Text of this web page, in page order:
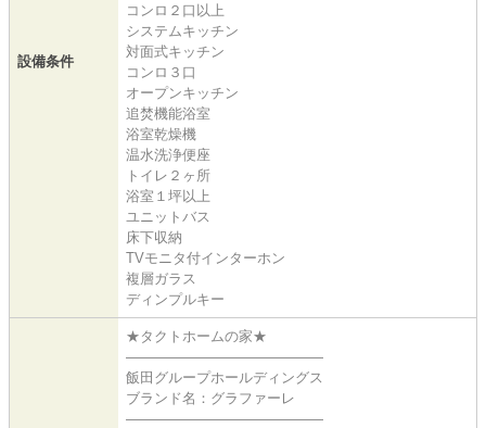
設備条件
コンロ２口以上
システムキッチン
対面式キッチン
コンロ３口
オープンキッチン
追焚機能浴室
浴室乾燥機
温水洗浄便座
トイレ２ヶ所
浴室１坪以上
ユニットバス
床下収納
TVモニタ付インターホン
複層ガラス
ディンプルキー
★タクトホームの家★
――――――――――――――
飯田グループホールディングス
ブランド名：グラファーレ
――――――――――――――